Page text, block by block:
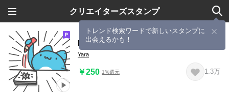
クリエイターズスタンプ
トレンド検索ワードで新しいスタンプに
出会えるかも！
Bugcat-capoo Crazy workplace
Yara
￥250 1%還元 1.3万